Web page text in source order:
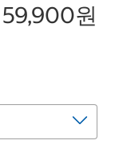
59,900원